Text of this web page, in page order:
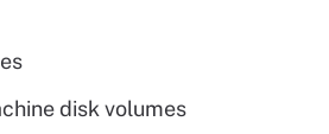
disk volumes